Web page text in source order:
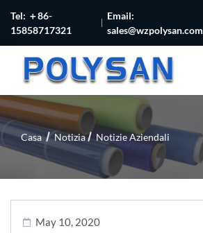
Tel: ＋86-
15858717321
Email:
sales@wzpolysan.com
Casa Notizia Notizie Aziendali
May 10, 2020